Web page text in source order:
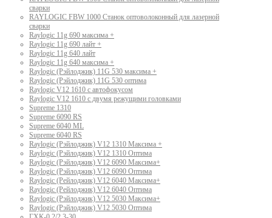
сварки
RAYLOGIC FBW 1000 Станок оптоволоконный для лазерной
сварки
Raylogic 11g 690 максима +
Raylogic 11g 690 лайт +
Raylogic 11g 640 лайт
Raylogic 11g 640 максима +
Raylogic (Рэйлоджик) 11G 530 максима +
Raylogic (Рэйлоджик) 11G 530 оптима
Raylogic V12 1610 с автофокусом
Raylogic V12 1610 с двумя режущими головками
Supreme 1310
Supreme 6090 RS
Supreme 6040 ML
Supreme 6040 RS
Raylogic (Рэйлоджик) V12 1310 Максима +
Raylogic (Рэйлоджик) V12 1310 Оптима
Raylogic (Рэйлоджик) V12 6090 Максима+
Raylogic (Рэйлоджик) V12 6090 Оптима
Raylogic (Рейлоджик) V12 6040 Максима+
Raylogic (Рейлоджик) V12 6040 Оптима
Raylogic (Рэйлоджик) V12 5030 Максима+
Raylogic (Рэйлоджик) V12 5030 Оптима